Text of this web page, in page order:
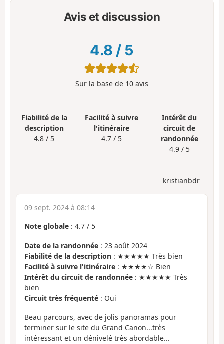
Avis et discussion
4.8 / 5
Sur la base de 10 avis
Fiabilité de la
description
4.8 / 5
Facilité à suivre
l'itinéraire
4.7 / 5
Intérêt du
circuit de
randonnée
4.9 / 5
kristianbdr
09 sept. 2024 à 08:14
Note globale : 4.7 / 5
Date de la randonnée : 23 août 2024
Fiabilité de la description : ★★★★★ Très bien
Facilité à suivre l'itinéraire : ★★★★☆ Bien
Intérêt du circuit de randonnée : ★★★★★ Très
bien
Circuit très fréquenté : Oui
Beau parcours, avec de jolis panoramas pour
terminer sur le site du Grand Canon...très
intéressant et un dénivelé très abordable...